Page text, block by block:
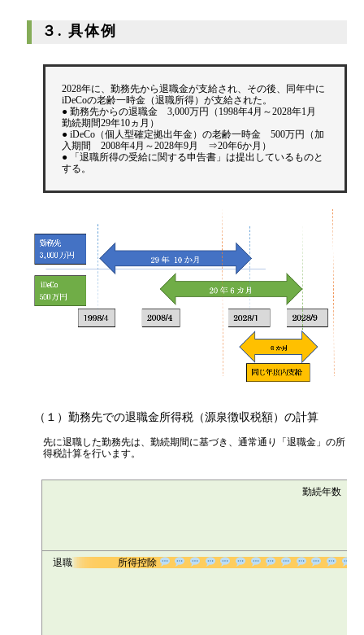
３. 具体例
2028年に、勤務先から退職金が支給され、その後、同年中に
iDeCoの老齢一時金（退職所得）が支給された。
● 勤務先からの退職金 3,000万円（1998年4月～2028年1月
勤続期間29年10ヵ月）
● iDeCo（個人型確定拠出年金）の老齢一時金 500万円（加
入期間 2008年4月～2028年9月 ⇒20年6か月）
● 「退職所得の受給に関する申告書」は提出しているものと
する。
（１）勤務先での退職金所得税（源泉徴収税額）の計算
先に退職した勤務先は、勤続期間に基づき、通常通り「退職金」の所
得税計算を行います。
勤続年数
退職 所得控除